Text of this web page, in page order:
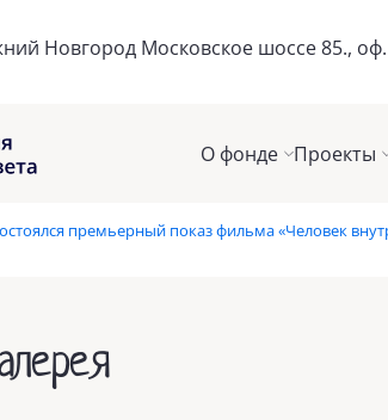
Новгород Московское шоссе 85.,
О фонде Проекты
премьерный показ фильма «Человек